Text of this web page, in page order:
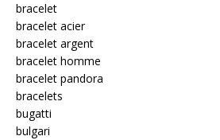
bracelet
bracelet acier
bracelet argent
bracelet homme
bracelet pandora
bracelets
bugatti
bulgari